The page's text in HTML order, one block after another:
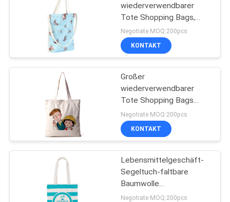
ANGEBOT
NEUIGKEITEN
Lederne
Geschenkbox
Gewebe-Zugschnur-
Geschenk-Taschen
118
wiederverwendbarer
Tote Shopping Bags,
Baumwolle Tote Bags
Printed
Negotiate MOQ:200pcs
KONTAKT
Großer
wiederverwendbarer
Tote Shopping Bags
With Heat Transferdruck
Soem-ODM
Negotiate MOQ:200pcs
KONTAKT
Lebensmittelgeschäft-
Segeltuch-faltbare
Baumwolle
wiederverwendbarer
Negotiate MOQ:200pcs